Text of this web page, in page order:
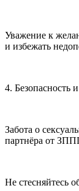
Уважение к
и избежать
4. Безопасность
Забота о секс
партнёра от
Не стесняйтесь